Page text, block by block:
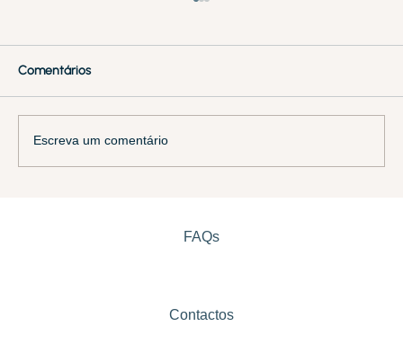
da Região da Guarda
Comentários
Escreva um comentário
Contactos
FAQs